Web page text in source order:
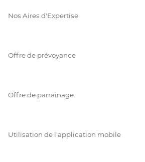
Nos Aires d'Expertise
Offre de prévoyance
Offre de parrainage
Utilisation de l'application mobile